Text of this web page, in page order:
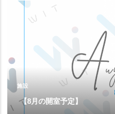
施設
【8月の開室予定】